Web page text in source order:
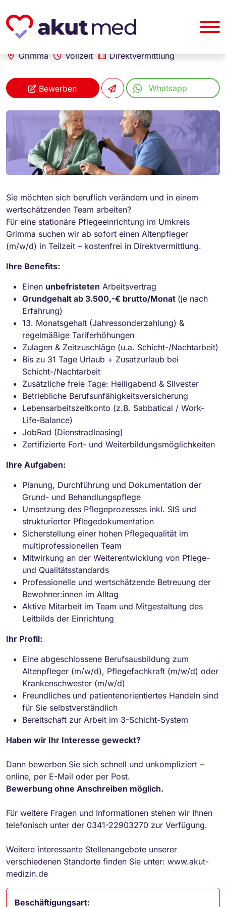
akut... Medizinische Personallogistik GmbH
Altenpfleger (m/w/d)
Grimma Vollzeit Direktvermittlung
Bewerben Whatsapp
Sie möchten sich beruflich verändern und in einem
wertschätzenden Team arbeiten?
Für eine stationäre Pflegeeinrichtung im Umkreis
Grimma suchen wir ab sofort einen Altenpfleger
(m/w/d) in Teilzeit – kostenfrei in Direktvermittlung.
Ihre Benefits:
Einen unbefristeten Arbeitsvertrag
Grundgehalt ab 3.500,-€ brutto/Monat (je nach
Erfahrung)
13. Monatsgehalt (Jahressonderzahlung) &
regelmäßige Tariferhöhungen
Zulagen & Zeitzuschläge (u.a. Schicht-/Nachtarbeit)
Bis zu 31 Tage Urlaub + Zusatzurlaub bei
Schicht-/Nachtarbeit
Zusätzliche freie Tage: Heiligabend & Silvester
Betriebliche Berufsunfähigkeitsversicherung
Lebensarbeitszeitkonto (z.B. Sabbatical / Work-
Life-Balance)
JobRad (Dienstradleasing)
Zertifizierte Fort- und Weiterbildungsmöglichkeiten
Ihre Aufgaben:
Planung, Durchführung und Dokumentation der
Grund- und Behandlungspflege
Umsetzung des Pflegeprozesses inkl. SIS und
strukturierter Pflegedokumentation
Sicherstellung einer hohen Pflegequalität im
multiprofessionellen Team
Mitwirkung an der Weiterentwicklung von Pflege-
und Qualitätsstandards
Professionelle und wertschätzende Betreuung der
Bewohner:innen im Alltag
Aktive Mitarbeit im Team und Mitgestaltung des
Leitbilds der Einrichtung
Ihr Profil:
Eine abgeschlossene Berufsausbildung zum
Altenpfleger (m/w/d), Pflegefachkraft (m/w/d) oder
Krankenschwester (m/w/d)
Freundliches und patientenorientiertes Handeln sind
für Sie selbstverständlich
Bereitschaft zur Arbeit im 3-Schicht-System
Haben wir Ihr Interesse geweckt?
Dann bewerben Sie sich schnell und unkompliziert –
online, per E-Mail oder per Post.
Bewerbung ohne Anschreiben möglich.
Für weitere Fragen und Informationen stehen wir Ihnen
telefonisch unter der 0341-22903270 zur Verfügung.
Weitere interessante Stellenangebote unserer
verschiedenen Standorte finden Sie unter: www.akut-
medizin.de
Beschäftigungsart: